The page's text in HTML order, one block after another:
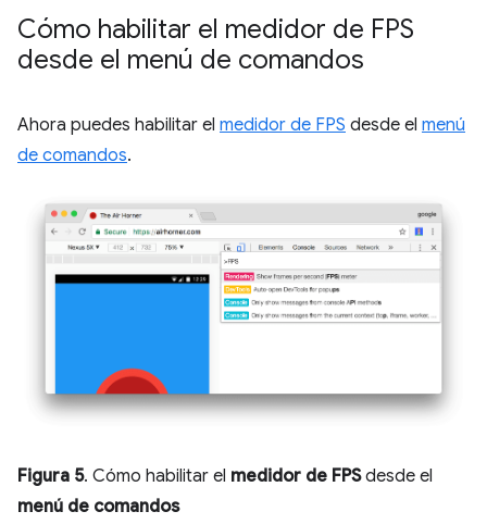
Cómo habilitar el medidor de FPS
desde el menú de comandos
Ahora puedes habilitar el medidor de FPS desde el menú
de comandos.
Figura 5. Cómo habilitar el medidor de FPSdesde el
menú de comandos